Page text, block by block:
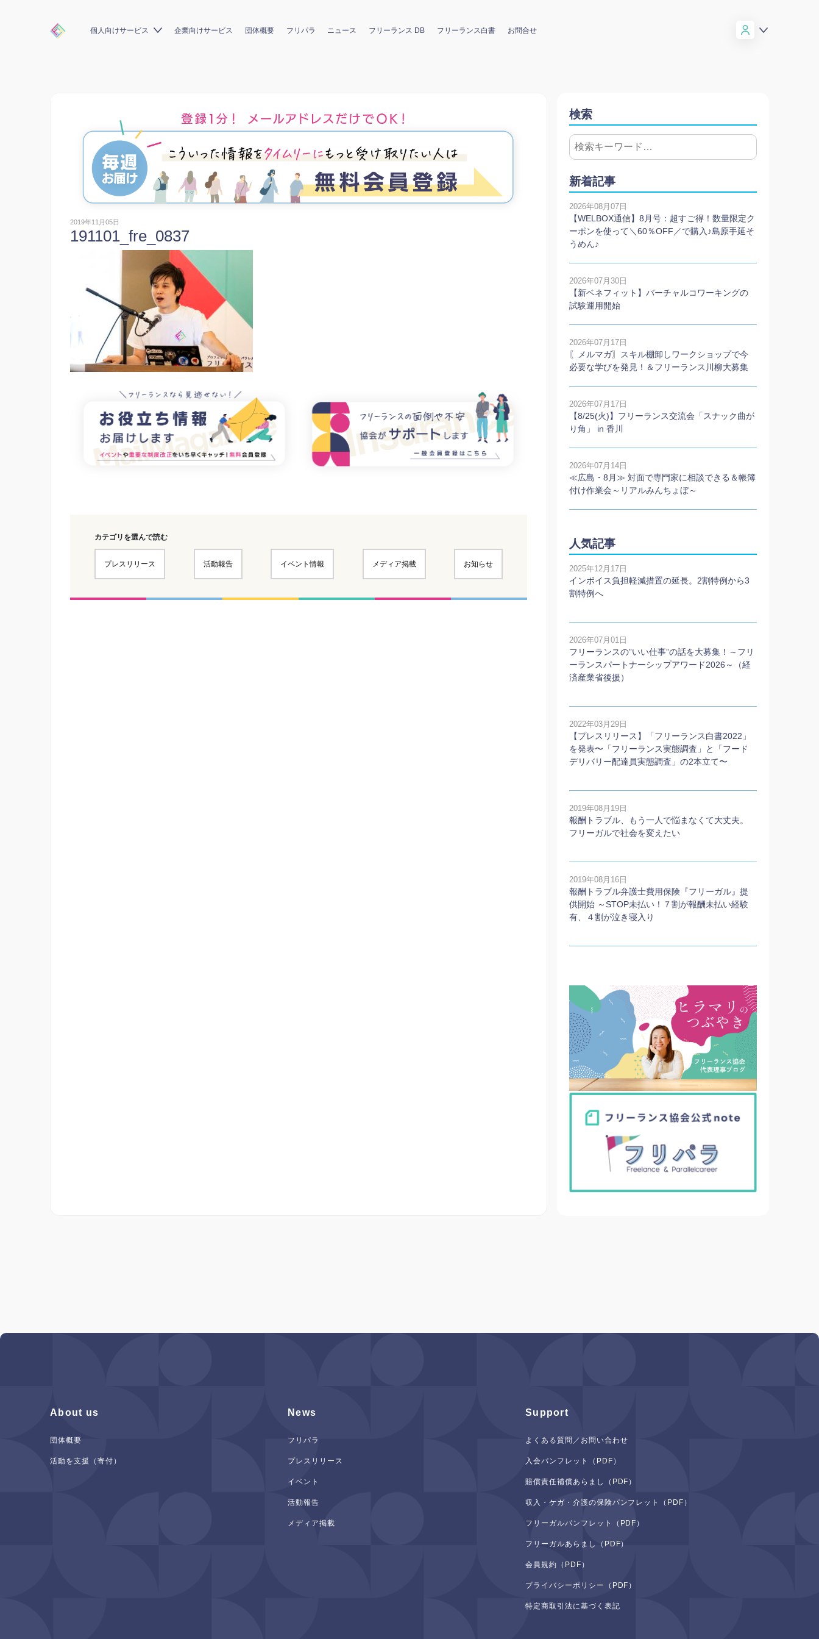
個人向けサービス 企業向けサービス 団体概要 フリパラ ニュース フリーランス DB フリーランス白書 お問合せ
2019年11月05日
191101_fre_0837
カテゴリを選んで読む
プレスリリース 活動報告 イベント情報 メディア掲載 お知らせ
検索
新着記事
2026年08月07日
【WELBOX通信】8月号：超すご得！数量限定ク
ーポンを使って＼60％OFF／で購入♪島原手延そ
うめん♪
2026年07月30日
【新ベネフィット】バーチャルコワーキングの
試験運用開始
2026年07月17日
〖メルマガ〗スキル棚卸しワークショップで今
必要な学びを発見！＆フリーランス川柳大募集
2026年07月17日
【8/25(火)】フリーランス交流会「スナック曲が
り角」 in 香川
2026年07月14日
≪広島・8月≫ 対面で専門家に相談できる＆帳簿
付け作業会～リアルみんちょぼ～
人気記事
2025年12月17日
インボイス負担軽減措置の延長。2割特例から3
割特例へ
2026年07月01日
フリーランスの”いい仕事”の話を大募集！～フリ
ーランスパートナーシップアワード2026～（経
済産業省後援）
2022年03月29日
【プレスリリース】「フリーランス白書2022」
を発表〜「フリーランス実態調査」と「フード
デリバリー配達員実態調査」の2本⽴て〜
2019年08月19日
報酬トラブル、もう一人で悩まなくて大丈夫。
フリーガルで社会を変えたい
2019年08月16日
報酬トラブル弁護士費用保険『フリーガル』提
供開始 ～STOP未払い！７割が報酬未払い経験
有、４割が泣き寝入り
About us
団体概要
活動を支援（寄付）
News
フリパラ
プレスリリース
イベント
活動報告
メディア掲載
Support
よくある質問／お問い合わせ
入会パンフレット（PDF）
賠償責任補償あらまし（PDF）
収入・ケガ・介護の保険パンフレット（PDF）
フリーガルパンフレット（PDF）
フリーガルあらまし（PDF）
会員規約（PDF）
プライバシーポリシー（PDF）
特定商取引法に基づく表記